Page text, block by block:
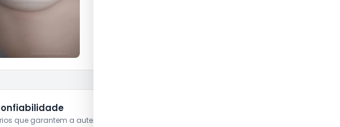
que garantem a autenticidade deste perfil